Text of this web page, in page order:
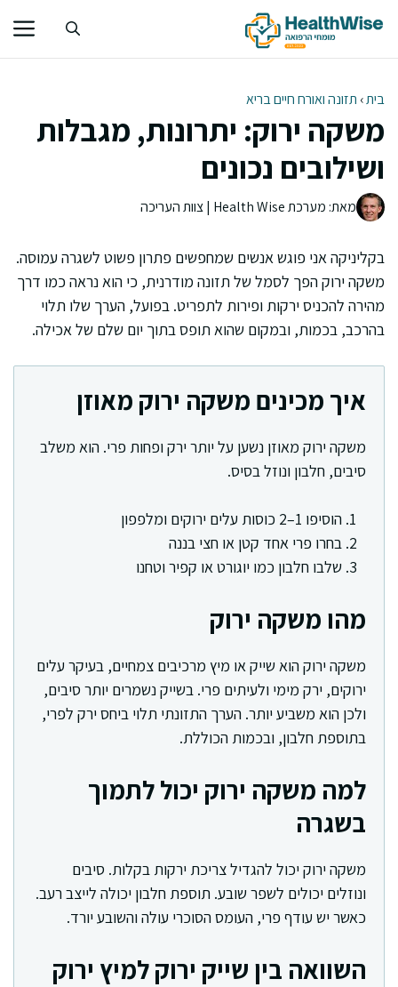
לתוכן
בית› תזונה ואורח חיים בריא
משקה ירוק: יתרונות, מגבלות
ושילובים נכונים
מאת: מערכת Health Wise | צוות העריכה
בקליניקה אני פוגש אנשים שמחפשים פתרון פשוט לשגרה עמוסה.
משקה ירוק הפך לסמל של תזונה מודרנית, כי הוא נראה כמו דרך
מהירה להכניס ירקות ופירות לתפריט. בפועל, הערך שלו תלוי
בהרכב, בכמות, ובמקום שהוא תופס בתוך יום שלם של אכילה.
איך מכינים משקה ירוק מאוזן
משקה ירוק מאוזן נשען על יותר ירק ופחות פרי. הוא משלב
סיבים, חלבון ונוזל בסיס.
הוסיפו 1–2 כוסות עלים ירוקים ומלפפון
בחרו פרי אחד קטן או חצי בננה
שלבו חלבון כמו יוגורט או קפיר וטחנו
מהו משקה ירוק
משקה ירוק הוא שייק או מיץ מרכיבים צמחיים, בעיקר עלים
ירוקים, ירק מימי ולעיתים פרי. בשייק נשמרים יותר סיבים,
ולכן הוא משביע יותר. הערך התזונתי תלוי ביחס ירק לפרי,
בתוספת חלבון, ובכמות הכוללת.
למה משקה ירוק יכול לתמוך
בשגרה
משקה ירוק יכול להגדיל צריכת ירקות בקלות. סיבים
ונוזלים יכולים לשפר שובע. תוספת חלבון יכולה לייצב רעב.
כאשר יש עודף פרי, העומס הסוכרי עולה והשובע יורד.
השוואה בין שייק ירוק למיץ ירוק